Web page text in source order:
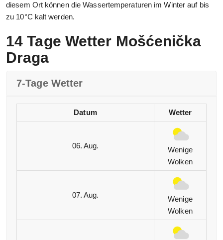
diesem Ort können die Wassertemperaturen im Winter auf bis
zu 10°C kalt werden.
14 Tage Wetter Mošćenička
Draga
7-Tage Wetter
Datum Wetter
06. Aug.
Wenige
Wolken
07. Aug.
Wenige
Wolken